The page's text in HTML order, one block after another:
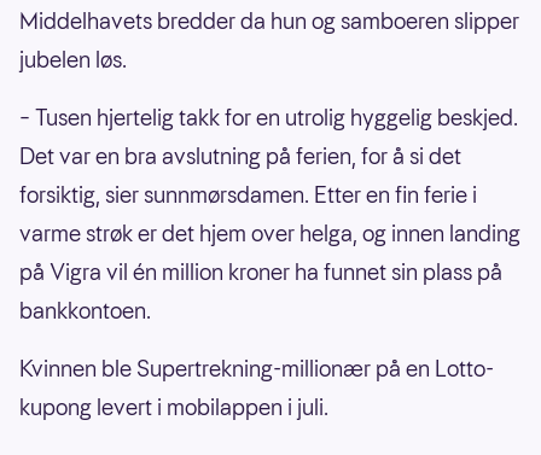
Middelhavets bredder da hun og samboeren slipper
jubelen løs.
– Tusen hjertelig takk for en utrolig hyggelig beskjed.
Det var en bra avslutning på ferien, for å si det
forsiktig, sier sunnmørsdamen. Etter en fin ferie i
varme strøk er det hjem over helga, og innen landing
på Vigra vil én million kroner ha funnet sin plass på
bankkontoen.
Kvinnen ble Supertrekning-millionær på en Lotto-
kupong levert i mobilappen i juli.